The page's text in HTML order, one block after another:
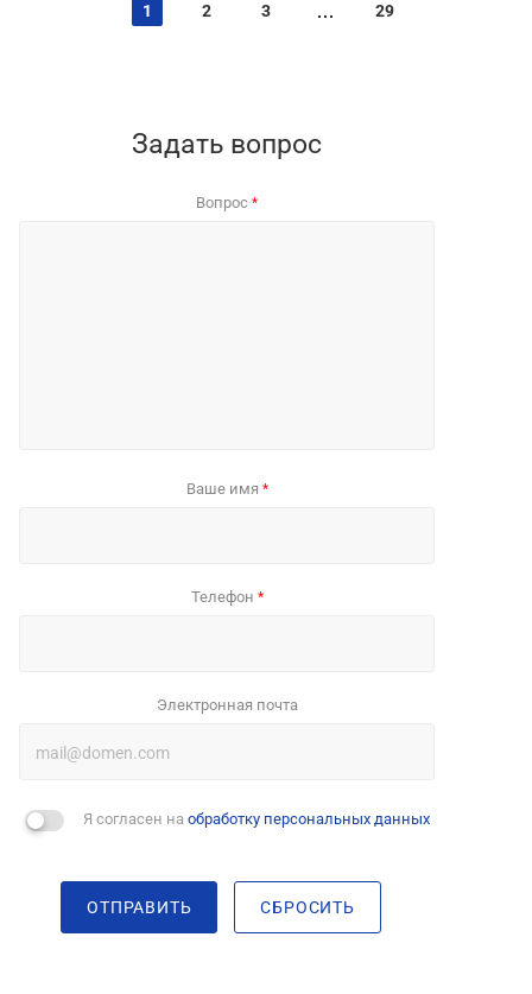
1 2 3 29
Задать вопрос
Вопрос *
Ваше имя *
Телефон *
Электронная почта
Я согласен на обработку персональных данных
ОТПРАВИТЬ СБРОСИТЬ